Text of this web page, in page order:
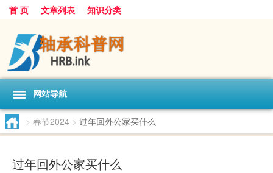
首 页 文章列表 知识分类
网站导航
> 春节2024 > 过年回外公家买什么
过年回外公家买什么